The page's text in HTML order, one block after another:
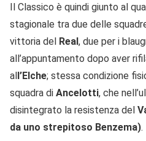
Il Classico è quindi giunto al
stagionale tra due delle
vittoria del Real, due per i
all’appuntamento dopo aver
all’Elche; stessa condizione
squadra di Ancelotti, che
disintegrato la resistenza del
da uno strepitoso Benzema).